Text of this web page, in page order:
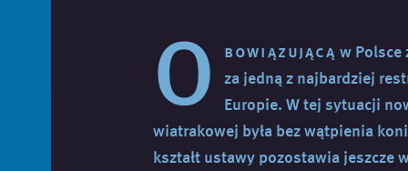
O bowiązującą w Polsce
za jedną z najbardziej
Europie. W tej sytuacji
wiatrakowej była bez wątpienia
kształt ustawy pozostawia jeszcze